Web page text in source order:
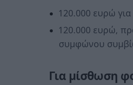
120.000 ευρώ
120.000 ευρώ,
συμφώνου
Για μίσθωση